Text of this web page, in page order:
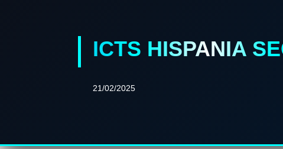
ICTS HISPANIA
21/02/2025